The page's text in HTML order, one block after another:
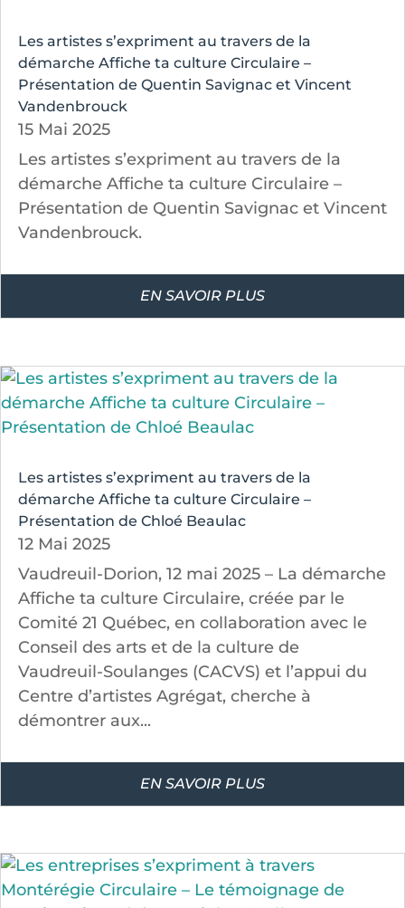
Les artistes s’expriment au travers de la
démarche Affiche ta culture Circulaire –
Présentation de Quentin Savignac et Vincent
Vandenbrouck
15 Mai 2025
Les artistes s’expriment au travers de la
démarche Affiche ta culture Circulaire –
Présentation de Quentin Savignac et Vincent
Vandenbrouck.
EN SAVOIR PLUS
Les artistes s’expriment au travers de la
démarche Affiche ta culture Circulaire –
Présentation de Chloé Beaulac
12 Mai 2025
Vaudreuil-Dorion, 12 mai 2025 – La démarche
Affiche ta culture Circulaire, créée par le
Comité 21 Québec, en collaboration avec le
Conseil des arts et de la culture de
Vaudreuil-Soulanges (CACVS) et l’appui du
Centre d’artistes Agrégat, cherche à
démontrer aux...
EN SAVOIR PLUS